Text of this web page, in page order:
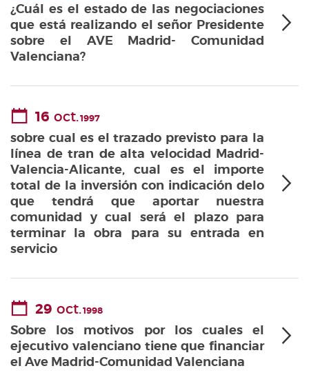
¿Cuál es el estado de las negociaciones
que está realizando el señor Presidente
sobre el AVE Madrid- Comunidad
Valenciana?
16 oct.1997
sobre cual es el trazado previsto para la
línea de tran de alta velocidad Madrid-
Valencia-Alicante, cual es el importe
total de la inversión con indicación delo
que tendrá que aportar nuestra
comunidad y cual será el plazo para
terminar la obra para su entrada en
servicio
29 oct.1998
Sobre los motivos por los cuales el
ejecutivo valenciano tiene que financiar
el Ave Madrid-Comunidad Valenciana